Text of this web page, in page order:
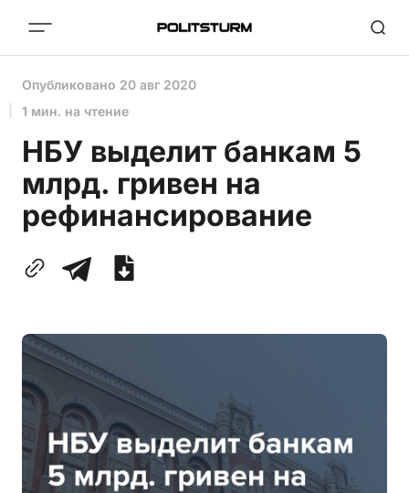
Опубликовано 20 авг 2020
1 мин. на чтение
НБУ выделит банкам 5
млрд. гривен на
рефинансирование